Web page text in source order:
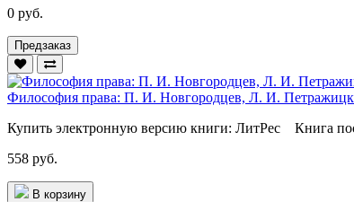
0 руб.
Предзаказ
Философия права: П. И. Новгородцев, Л. И.
Купить электронную версию книги: ЛитРес Книга
558 руб.
В корзину